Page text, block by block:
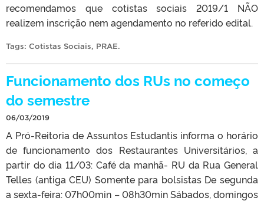
recomendamos que cotistas sociais 2019/1 NÃO
realizem inscrição nem agendamento no referido edital.
Tags: Cotistas Sociais, PRAE.
Funcionamento dos RUs no começo
do semestre
06/03/2019
A Pró-Reitoria de Assuntos Estudantis informa o horário
de funcionamento dos Restaurantes Universitários, a
partir do dia 11/03: Café da manhã- RU da Rua General
Telles (antiga CEU) Somente para bolsistas De segunda
a sexta-feira: 07h00min – 08h30min Sábados, domingos